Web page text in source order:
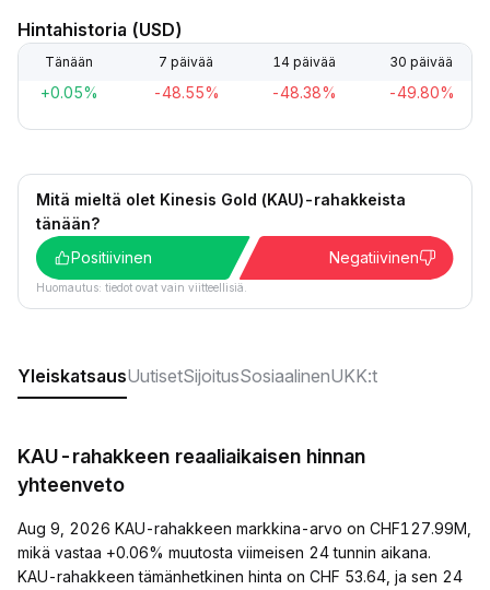
Hintahistoria (USD)
Tänään 7 päivää 14 päivää 30 päivää
+0.05% -48.55% -48.38% -49.80%
Mitä mieltä olet Kinesis Gold (KAU)-rahakkeista
tänään?
Positiivinen
Negatiivinen
Huomautus: tiedot ovat vain viitteellisiä.
YleiskatsausUutisetSijoitusSosiaalinenUKK:t
KAU-rahakkeen reaaliaikaisen hinnan
yhteenveto
Aug 9, 2026 KAU-rahakkeen markkina-arvo on CHF127.99M,
mikä vastaa +0.06% muutosta viimeisen 24 tunnin aikana.
KAU-rahakkeen tämänhetkinen hinta on CHF 53.64, ja sen 24